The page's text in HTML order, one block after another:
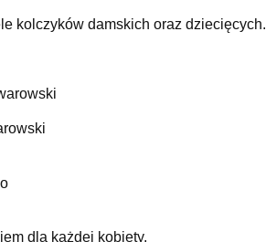
kolczyków damskich oraz dziecięcych.
dla każdej kobiety.